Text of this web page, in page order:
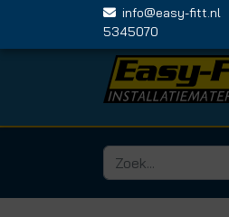
info@easy-fitt.nl
5345070